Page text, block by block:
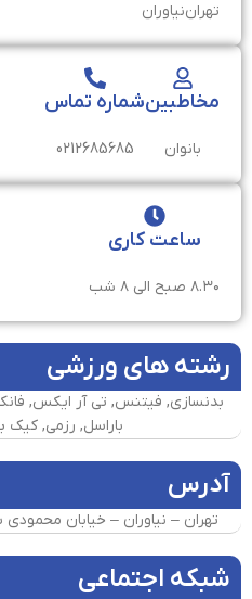
تهراننیاوران
مخاطبین
بانوان
شماره تماس
0212685685
ساعت کاری
۸.۳۰ صبح الی ۸ شب
رشته های ورزشی
بدنسازی, فیتنس, تی آر ایکس,
باراسل, رزمی,
آدرس
تهران – نیاوران – خیابان محمودی سوم – پلاک ۷
شبکه اجتماعی